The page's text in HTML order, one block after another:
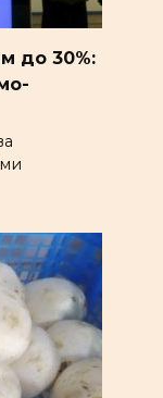
до 30%: